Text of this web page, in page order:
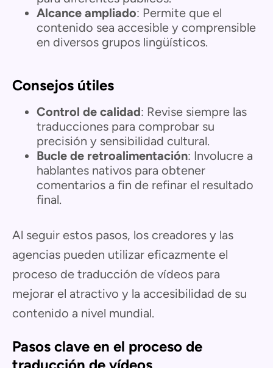
Alcance ampliado: Permite que el
contenido sea accesible y comprensible
en diversos grupos lingüísticos.
Consejos útiles
Control de calidad: Revise siempre las
traducciones para comprobar su
precisión y sensibilidad cultural.
Bucle de retroalimentación: Involucre a
hablantes nativos para obtener
comentarios a fin de refinar el resultado
final.
Al seguir estos pasos, los creadores y las
agencias pueden utilizar eficazmente el
proceso de traducción de vídeos para
mejorar el atractivo y la accesibilidad de su
contenido a nivel mundial.
Pasos clave en el proceso de